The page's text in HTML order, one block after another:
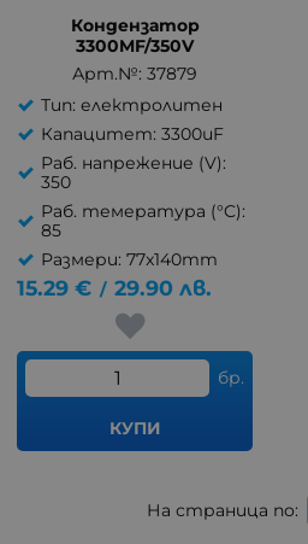
Кондензатор
3300MF/350V
Арт.№: 37879
Тип: електролитен
Капацитет: 3300uF
Раб. напрежение (V):
350
Раб. темература (°C):
85
Размери: 77x140mm
15.29 € / 29.90 лв.
бр.
КУПИ
На страница по: